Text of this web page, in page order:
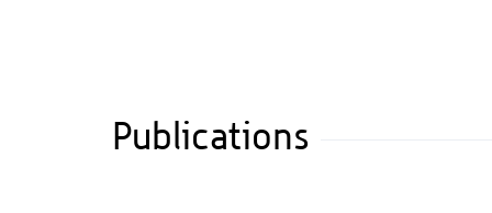
Publications